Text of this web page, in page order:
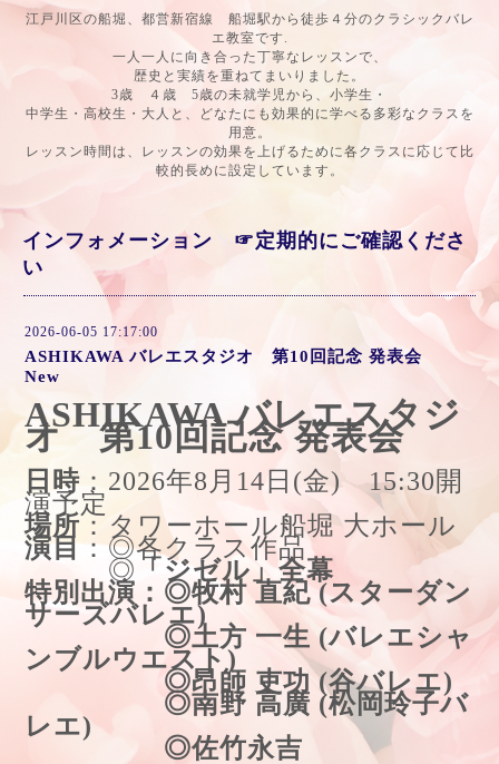
江戸川区の船堀、都営新宿線 船堀駅から徒歩４分のクラシックバレ
エ教室です.
一人一人に向き合った丁寧なレッスンで、
歴史と実績を重ねてまいりました。
3歳 ４歳 5歳の未就学児から、小学生・
中学生・高校生・大人と、どなたにも効果的に学べる多彩なクラスを
用意。
レッスン時間は、レッスンの効果を上げるために各クラスに応じて比
較的長めに設定しています。
インフォメーション ☞定期的にご確認くださ
い
2026-06-05 17:17:00
ASHIKAWA バレエスタジオ 第10回記念 発表会
New
ASHIKAWA バレエスタジ
オ 第10回記念 発表会
日時 ：2026年8月14日(金) 15:30開
演予定
場所：タワーホール船堀 大ホール
演目：◎各クラス作品
◎ 「ジゼル」全幕
特別出演：◎牧村 直紀 (スターダン
サーズバレエ)
◎土方 一生 (バレエシャ
ンブルウエスト)
◎昂師 吏功 (谷バレエ)
◎南野 高廣 (松岡玲子バ
レエ)
◎佐竹永吉